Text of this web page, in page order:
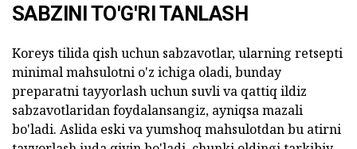
SABZINI TO'G'RI TANLASH
Koreys tilida qish uchun sabzavotlar, ularning retsepti
minimal mahsulotni o'z ichiga oladi, bunday
preparatni tayyorlash uchun suvli va qattiq ildiz
sabzavotlaridan foydalansangiz, ayniqsa mazali
bo'ladi. Aslida eski va yumshoq mahsulotdan bu atirni